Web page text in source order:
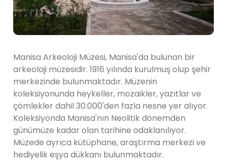
Manisa Arkeoloji Müzesi, Manisa'da bulunan bir
arkeoloji müzesidir. 1916 yılında kurulmuş olup şehir
merkezinde bulunmaktadır. Müzenin
koleksiyonunda heykeller, mozaikler, yazıtlar ve
çömlekler dahil 30.000'den fazla nesne yer alıyor.
Koleksiyonda Manisa'nın Neolitik dönemden
günümüze kadar olan tarihine odaklanılıyor.
Müzede ayrıca kütüphane, araştırma merkezi ve
hediyelik eşya dükkanı bulunmaktadır.